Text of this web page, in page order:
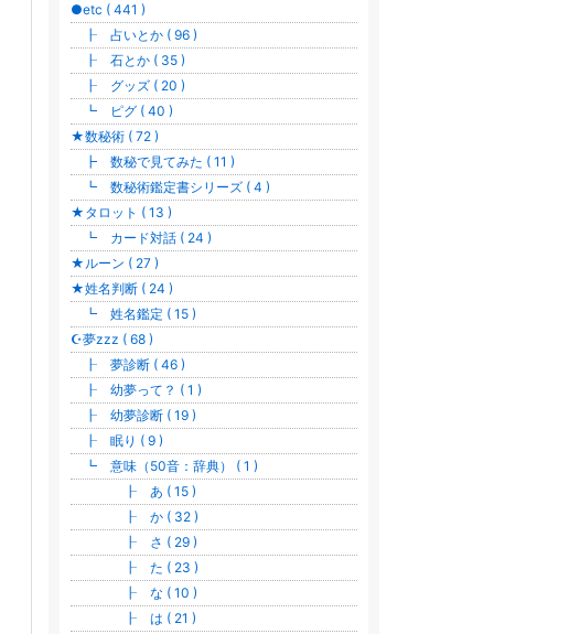
●etc ( 441 )
┠ 占いとか ( 96 )
┠ 石とか ( 35 )
┠ グッズ ( 20 )
┗ ピグ ( 40 )
★数秘術 ( 72 )
┣ 数秘で見てみた ( 11 )
┗ 数秘術鑑定書シリーズ ( 4 )
★タロット ( 13 )
┗ カード対話 ( 24 )
★ルーン ( 27 )
★姓名判断 ( 24 )
┗ 姓名鑑定 ( 15 )
☪夢zzz ( 68 )
┠ 夢診断 ( 46 )
┠ 幼夢って？ ( 1 )
┠ 幼夢診断 ( 19 )
┠ 眠り ( 9 )
┗ 意味（50音：辞典） ( 1 )
┠ あ ( 15 )
┠ か ( 32 )
┠ さ ( 29 )
┠ た ( 23 )
┠ な ( 10 )
┠ は ( 21 )